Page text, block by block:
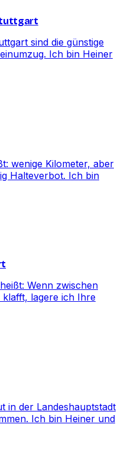
sind die günstige
Ich bin Heiner
wenige Kilometer, aber
Halteverbot. Ich bin
Wenn zwischen
klafft, lagere ich Ihre
in der Landeshauptstadt
Ich bin Heiner und